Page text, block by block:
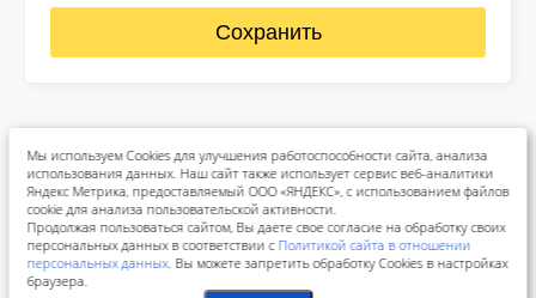
Сохранить
Мы используем Cookies для улучшения работоспособности сайта, анализа
использования данных. Наш сайт также использует сервис веб-аналитики
Яндекс Метрика, предоставляемый ООО «ЯНДЕКС», с использованием файлов
cookie для анализа пользовательской активности.
Продолжая пользоваться сайтом, Вы даете свое согласие на обработку своих
персональных данных в соответствии с Политикой сайта в отношении
персональных данных. Вы можете запретить обработку Cookies в настройках
браузера.